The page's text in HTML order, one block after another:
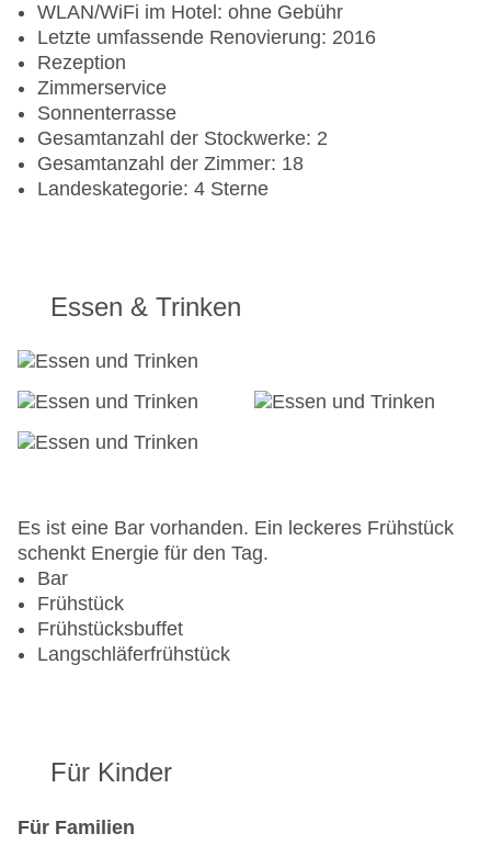
WLAN/WiFi im Hotel: ohne Gebühr
Letzte umfassende Renovierung: 2016
Rezeption
Zimmerservice
Sonnenterrasse
Gesamtanzahl der Stockwerke: 2
Gesamtanzahl der Zimmer: 18
Landeskategorie: 4 Sterne
Essen & Trinken
Es ist eine Bar vorhanden. Ein leckeres Frühstück
schenkt Energie für den Tag.
Bar
Frühstück
Frühstücksbuffet
Langschläferfrühstück
Für Kinder
Für Familien